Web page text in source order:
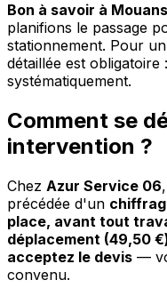
Bon à savoir à
planifions le passage
stationnement. Pour
détaillée est obligatoire
systématiquement.
Comment se
intervention ?
Chez Azur Service 06
précédée d'un
place, avant tout
déplacement (49,50
acceptez le devis —
convenu.